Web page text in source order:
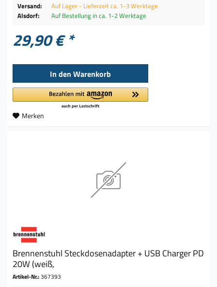
Versand:
Auf Lager - Lieferzeit ca. 1-3 Werktage
Alsdorf:
Auf Bestellung in ca. 1-2 Werktage
29,90 € *
In den Warenkorb
Merken
Brennenstuhl Steckdosenadapter + USB Charger PD
20W (weiß,
Artikel-Nr.:367393